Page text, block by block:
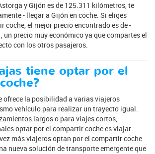
y Gijón es de 125.311 kilómetros, te
- llegar a Gijón en coche. Si eliges
coche, el mejor precio encontrado es de -
un precio muy económico ya que compartes el
con los otros pasajeros.
tiene optar por el
ofrece la posibilidad a varias viajeros
vehículo para realizar un trayecto igual.
largos o para viajes cortos,
optar por el compartir coche es viajar
más viajeros optan por el compartir coche
nueva solución de transporte emergente que